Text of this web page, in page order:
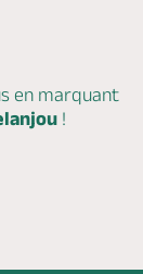
en marquant
!